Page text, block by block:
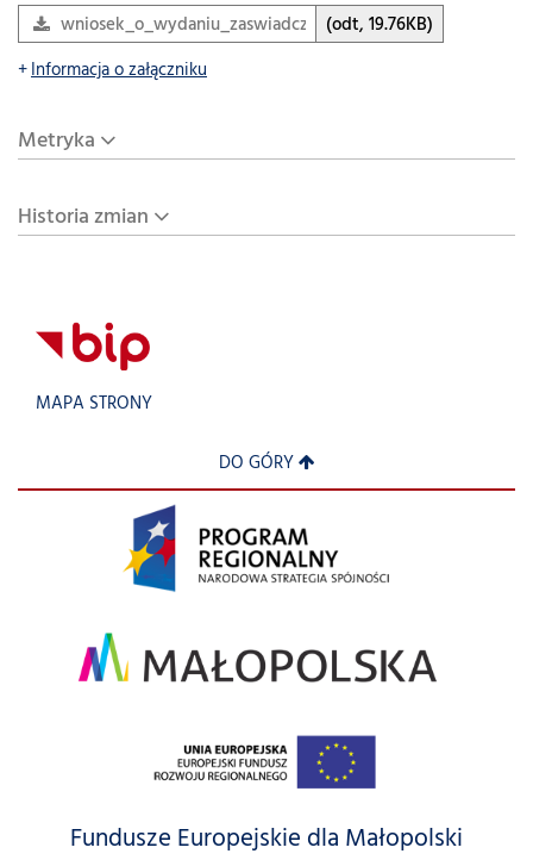
wniosek_o_wydaniu_zaswiadczenia_o_oplacie_za_alkohol
(odt, 19.76KB)
Informacja o załączniku
Metryka
Historia zmian
MAPA STRONY
DO GÓRY
Fundusze Europejskie dla Małopolski